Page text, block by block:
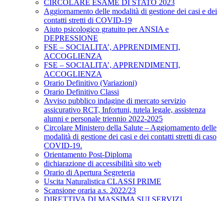
CIRCOLARE ESAME DI STATO 2023
Aggiornamento delle modalità di gestione dei casi e dei
contatti stretti di COVID-19
Aiuto psicologico gratuito per ANSIA e
DEPRESSIONE
FSE – SOCIALITA’, APPRENDIMENTI,
ACCOGLIENZA
FSE – SOCIALITA’, APPRENDIMENTI,
ACCOGLIENZA
Orario Definitivo (Variazioni)
Orario Definitivo Classi
Avviso pubblico indagine di mercato servizio
assicurativo RCT, Infortuni, tutela legale, assistenza
alunni e personale triennio 2022-2025
Circolare Ministero della Salute – Aggiornamento delle
modalità di gestione dei casi e dei contatti stretti di caso
COVID-19.
Orientamento Post-Diploma
dichiarazione di accessibilità sito web
Orario di Apertura Segreteria
Uscita Naturalistica CLASSI PRIME
Scansione oraria a.s. 2022/23